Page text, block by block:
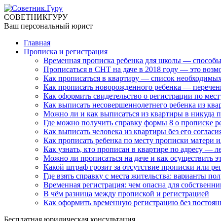
СОВЕТНИКГУРУ
Ваш персональный юрист
Главная
Прописка и регистрация
Временная прописка ребенка для школы —
Прописаться в СНТ на даче в 2018 году — это
Как прописаться в квартиру — список
Как прописать новорожденного ребенка —
Как оформить свидетельство о регистрации по
Как выписать несовершеннолетнего ребенка из
Можно ли и как выписаться из квартиры в никуда
Где можно получить справку формы 8 о прописке
Как выписать человека из квартиры без его
Как прописать ребенка по месту прописки матери
Как узнать, кто прописан в квартире по адресу —
Можно ли прописаться на даче и как осуществить
Какой штраф грозит за отсутствие прописки или
Где взять справку с места жительства: варианты
Временная регистрация: чем опасна для
В чём разница между пропиской и регистрацией
Как оформить временную регистрацию без
Бесплатная юридическая консультация